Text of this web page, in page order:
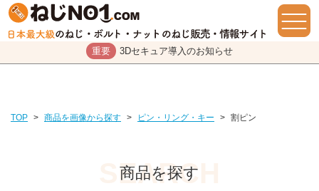
重要 3Dセキュア導入のお知らせ
TOP > 商品を画像から探す > ピン・リング・キー > 割ピン
商品を探す